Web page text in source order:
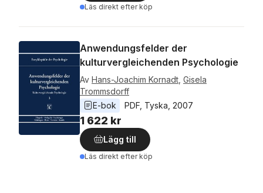
Läs direkt efter köp
Anwendungsfelder der
kulturvergleichenden Psychologie
Av Hans-Joachim Kornadt Gisela
Trommsdorff
E-bok
PDF Tyska 2007
1 622 kr
Lägg till
Läs direkt efter köp